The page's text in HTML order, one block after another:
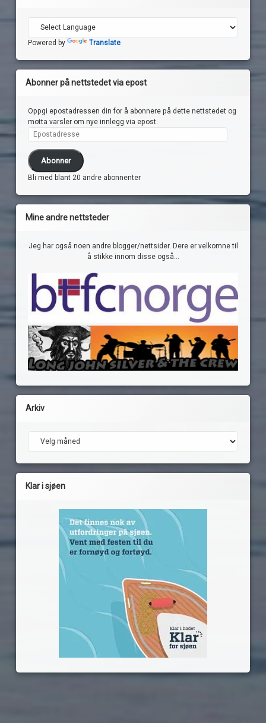
Powered by Translate
Abonner på nettstedet via epost
Oppgi epostadressen din for å abonnere på dette nettstedet og
motta varsler om nye innlegg via epost.
Epostadresse
Abonner
Bli med blant 20 andre abonnenter
Mine andre nettsteder
Jeg har også noen andre blogger/nettsider. Dere er velkomne til
å stikke innom disse også...
Arkiv
Klar i sjøen